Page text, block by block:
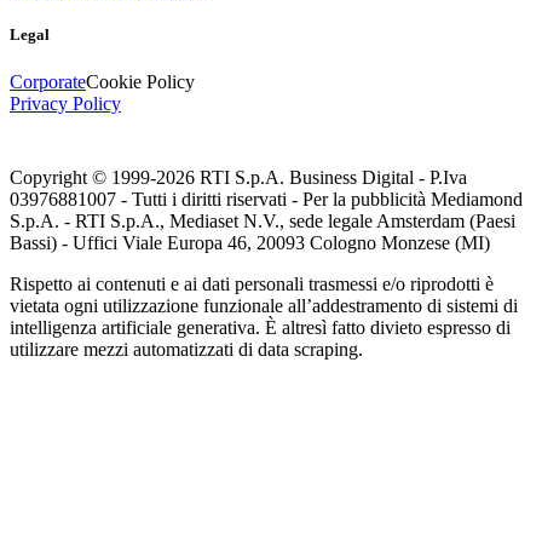
Legal
CorporateCookie Policy
Privacy Policy
Copyright © 1999-2026 RTI S.p.A. Business Digital - P.Iva
03976881007 - Tutti i diritti riservati - Per la pubblicità Mediamond
S.p.A. - RTI S.p.A., Mediaset N.V., sede legale Amsterdam (Paesi
Bassi) - Uffici Viale Europa 46, 20093 Cologno Monzese (MI)
Rispetto ai contenuti e ai dati personali trasmessi e/o riprodotti è
vietata ogni utilizzazione funzionale all’addestramento di sistemi di
intelligenza artificiale generativa. È altresì fatto divieto espresso di
utilizzare mezzi automatizzati di data scraping.